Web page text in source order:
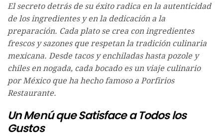
El secreto detrás de su éxito radica en la autenticidad
de los ingredientes y en la dedicación a la
preparación. Cada plato se crea con ingredientes
frescos y sazones que respetan la tradición culinaria
mexicana. Desde tacos y enchiladas hasta pozole y
chiles en nogada, cada bocado es un viaje culinario
por México que ha hecho famoso a Porfirios
Restaurante.
Un Menú que Satisface a Todos los
Gustos